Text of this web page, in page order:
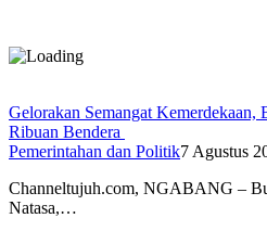
Gelorakan Semangat Kemerdekaan,
Ribuan Bendera
Pemerintahan dan Politik7 Agustus
Channeltujuh.com, NGABANG –
Natasa,…